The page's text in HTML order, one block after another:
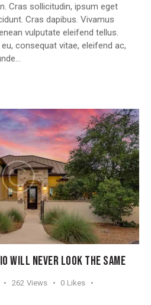
Cras sollicitudin, ipsum eget
Cras dapibus. Vivamus
vulputate eleifend tellus.
consequat vitae, eleifend ac,
WILL NEVER LOOK THE SAME
262 Views 0 Likes